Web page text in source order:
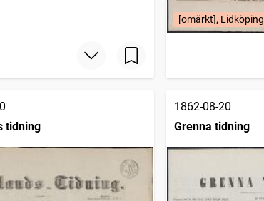
[omärkt], Lidköping
tidning
1862-08-20
Grenna tidning